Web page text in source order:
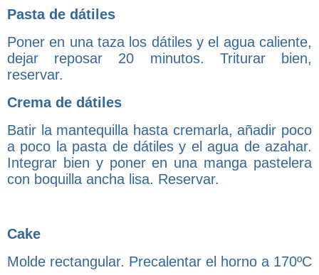
Pasta de dátiles
Poner en una taza los dátiles y el agua caliente,
dejar reposar 20 minutos. Triturar bien,
reservar.
Crema de dátiles
Batir la mantequilla hasta cremarla, añadir poco
a poco la pasta de dátiles y el agua de azahar.
Integrar bien y poner en una manga pastelera
con boquilla ancha lisa. Reservar.
Cake
Molde rectangular. Precalentar el horno a 170ºC